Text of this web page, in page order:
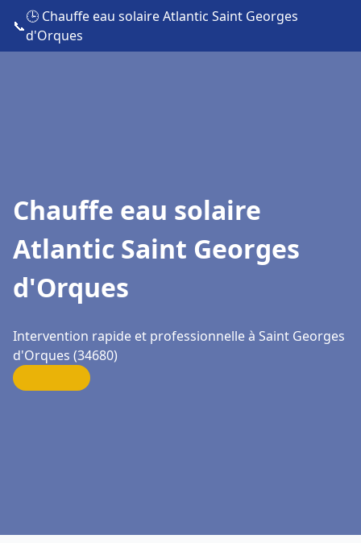
📞
🕒 Chauffe eau solaire Atlantic Saint Georges
d'Orques
Chauffe eau solaire
Atlantic Saint Georges
d'Orques
Intervention rapide et professionnelle à Saint Georges
d'Orques (34680)